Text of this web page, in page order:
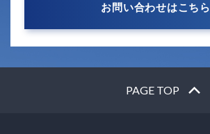
お問い合わせはこちら
PAGE TOP